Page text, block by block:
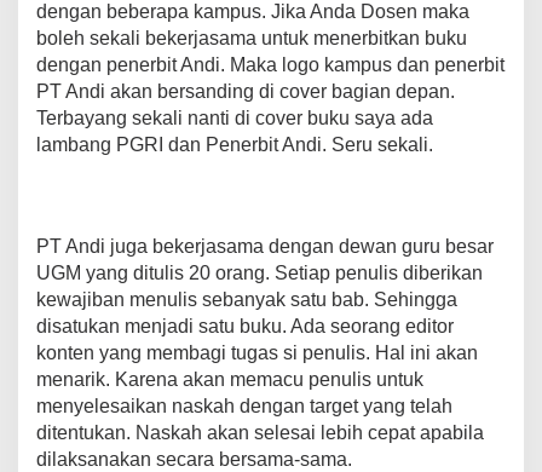
dengan beberapa kampus. Jika Anda Dosen maka
boleh sekali bekerjasama untuk menerbitkan buku
dengan penerbit Andi. Maka logo kampus dan penerbit
PT Andi akan bersanding di cover bagian depan.
Terbayang sekali nanti di cover buku saya ada
lambang PGRI dan Penerbit Andi. Seru sekali.
PT Andi juga bekerjasama dengan dewan guru besar
UGM yang ditulis 20 orang. Setiap penulis diberikan
kewajiban menulis sebanyak satu bab. Sehingga
disatukan menjadi satu buku. Ada seorang editor
konten yang membagi tugas si penulis. Hal ini akan
menarik. Karena akan memacu penulis untuk
menyelesaikan naskah dengan target yang telah
ditentukan. Naskah akan selesai lebih cepat apabila
dilaksanakan secara bersama-sama.